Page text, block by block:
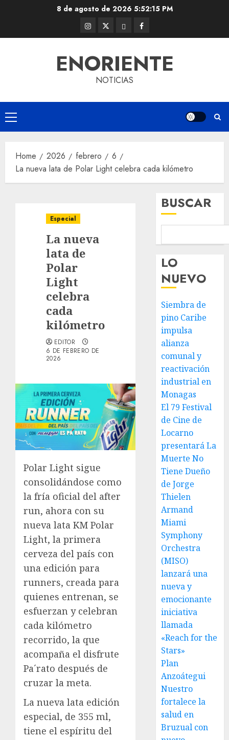
8 de agosto de 2026 5:52:15 PM
Instagram
@EnOriente
Twitter
(X)
ThreadsFacebook
ENORIENTE
NOTICIAS
Primary
Menu
Home 2026 febrero
6
La nueva lata de Polar Light celebra cada kilómetro
Especial
La nueva
lata de
Polar
Light
celebra
cada
kilómetro
EDITOR
6 DE FEBRERO DE
2026
Polar Light sigue
consolidándose como
la fría oficial del after
run, ahora con su
nueva lata KM Polar
Light, la primera
cerveza del país con
una edición para
runners, creada para
quienes entrenan, se
esfuerzan y celebran
cada kilómetro
recorrido, la que
acompaña el disfrute
Pa´rato después de
cruzar la meta.
La nueva lata edición
especial, de 355 ml,
tiene el espíritu del
BUSCAR
LO
NUEVO
Siembra de
pino Caribe
impulsa
alianza
comunal y
reactivación
industrial en
Monagas
El 79 Festival
de Cine de
Locarno
presentará La
Muerte No
Tiene Dueño
de Jorge
Thielen
Armand
Miami
Symphony
Orchestra
(MISO)
lanzará una
nueva y
emocionante
iniciativa
llamada
«Reach for the
Stars»
Plan
Anzoátegui
Nuestro
fortalece la
salud en
Bruzual con